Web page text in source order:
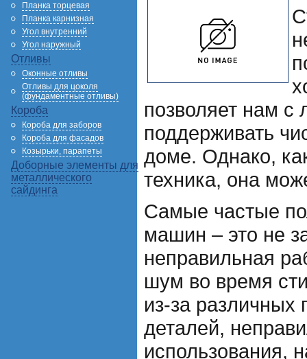
Планка торцевая
Планка карнизная
Угол внутренний
Угол наружный
Отливы
Оконные отливы
Отливы для цоколя
(фундаментные отливы)
Короба
Короба для заборов
Короба для фасадов
Козырьки, парапеты
Доборные элементы для
металлического
сайдинга
позволяет нам с
поддерживать
доме. Однако,
техника, она
Самые частые
машин – это не
неправильная
шум во время
из-за различных
деталей,
использования,